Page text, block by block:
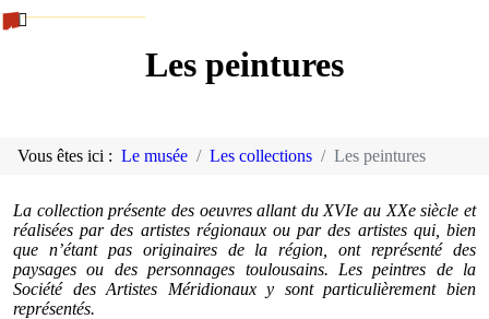
Les peintures
Vous êtes ici : Le musée Les collections Les peintures
La collection présente des oeuvres allant du XVIe au XXe siècle et
réalisées par des artistes régionaux ou par des artistes qui, bien
que n’étant pas originaires de la région, ont représenté des
paysages ou des personnages toulousains. Les peintres de la
Société des Artistes Méridionaux y sont particulièrement bien
représentés.